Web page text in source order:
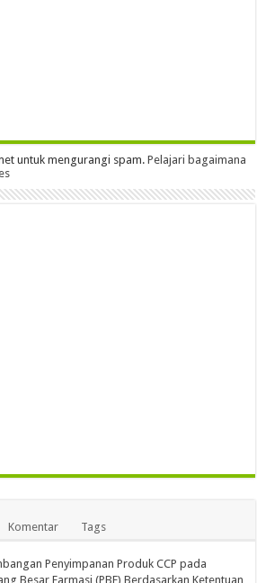
untuk mengurangi spam.Pelajari bagaimana
Komentar Tags
Penyimpanan Produk CCP pada
Besar Farmasi (PBF) Berdasarkan Ketentuan